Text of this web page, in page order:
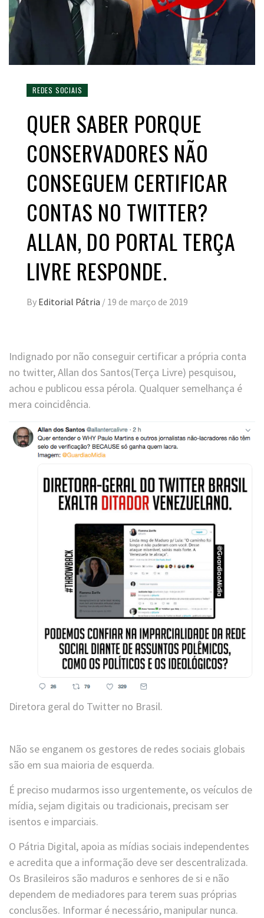
REDES SOCIAIS
QUER SABER PORQUE
CONSERVADORES NÃO
CONSEGUEM CERTIFICAR
CONTAS NO TWITTER?
ALLAN, DO PORTAL TERÇA
LIVRE RESPONDE.
By Editorial Pátria / 19 de março de 2019
Indignado por não conseguir certificar a própria conta
no twitter, Allan dos Santos(Terça Livre) pesquisou,
achou e publicou essa pérola. Qualquer semelhança é
mera coincidência.
Diretora geral do Twitter no Brasil.
Não se enganem os gestores de redes sociais globais
são em sua maioria de esquerda.
É preciso mudarmos isso urgentemente, os veículos de
mídia, sejam digitais ou tradicionais, precisam ser
isentos e imparciais.
O Pátria Digital, apoia as mídias sociais independentes
e acredita que a informação deve ser descentralizada.
Os Brasileiros são maduros e senhores de si e não
dependem de mediadores para terem suas próprias
conclusões. Informar é necessário, manipular nunca.